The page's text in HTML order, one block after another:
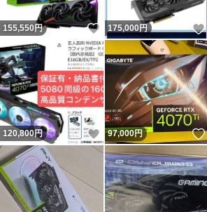
155,550 円 いいね！
175,000円
120,800円 いいね！
97,000円